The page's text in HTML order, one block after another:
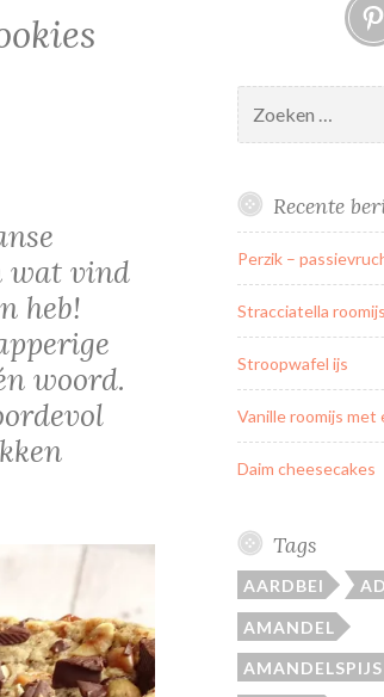
wat vind
heb!
woord.
naar:
Recente
Perzik –
Stracciatella roomijs
Stroopwafel ijs
Vanille roomijs met
Daim cheesecakes
Tags
AARDBEI
AMANDEL
AMANDELSPIJS